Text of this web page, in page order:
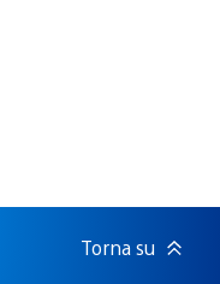
Torna su